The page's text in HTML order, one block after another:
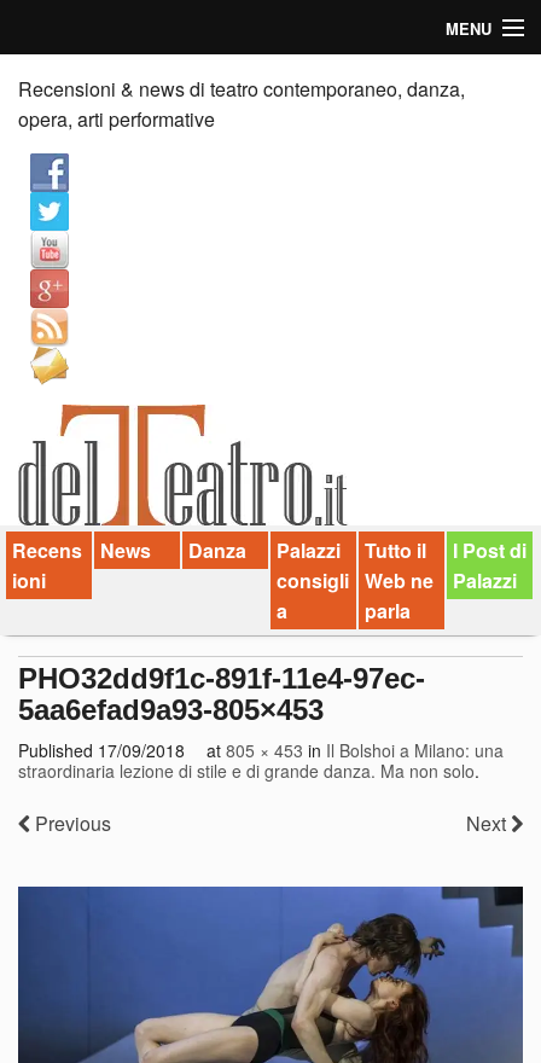
MENU
Home
Recensioni
Anticipazioni
News
Palazzi consiglia
Video
Chi siamo
Contatti
dT in English
Recensioni & news di teatro contemporaneo, danza,
opera, arti performative
Recens
ioni
News Danza
Palazzi
consigli
a
Tutto il
Web ne
parla
I Post di
Palazzi
PHO32dd9f1c-891f-11e4-97ec-
5aa6efad9a93-805×453
Published 17/09/2018 at 805 × 453 in Il Bolshoi a Milano: una
straordinaria lezione di stile e di grande danza. Ma non solo.
Previous Next